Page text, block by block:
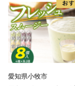
愛知県小牧市